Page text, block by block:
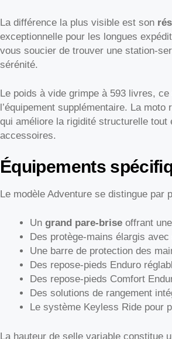
La différence la plus visible est son
exceptionnelle pour les longues
vous soucier de trouver une station-
sérénité.
Le poids à vide grimpe à 593 livres,
l’équipement supplémentaire. La moto
qui améliore la rigidité structurelle tout
accessoires.
Équipements
Le modèle Adventure se distingue par
Un grand pare-briseoffrant
Des protège-mains élargis
Une barre de protection des
Des repose-pieds Enduro
Des repose-pieds Comfort
Des solutions de rangement
Le système Keyless Ride pour
La hauteur de selle variable constitue